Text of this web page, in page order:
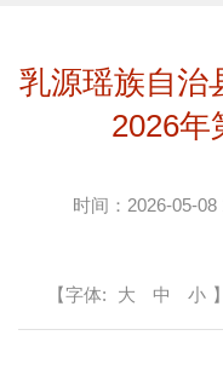
乳源瑶族自治
2026年
时间： 2026-05-08
【字体: 大 中 小 】